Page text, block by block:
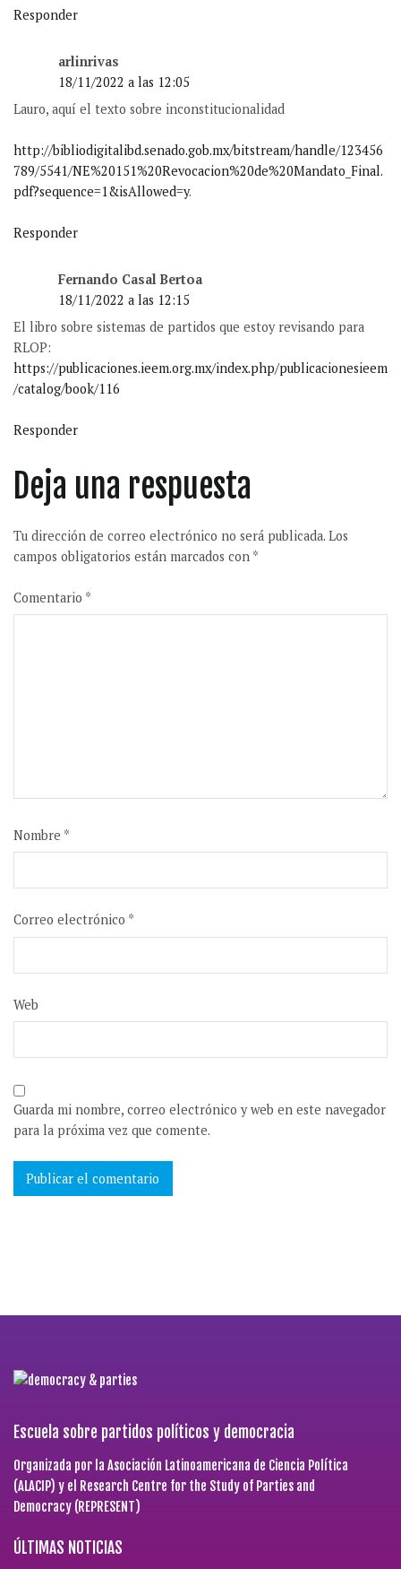
Responder
arlinrivas
18/11/2022 a las 12:05
Lauro, aquí el texto sobre inconstitucionalidad
http://bibliodigitalibd.senado.gob.mx/bitstream/handle/123456
789/5541/NE%20151%20Revocacion%20de%20Mandato_Final.
pdf?sequence=1&isAllowed=y.
Responder
Fernando Casal Bertoa
18/11/2022 a las 12:15
El libro sobre sistemas de partidos que estoy revisando para
RLOP:
https://publicaciones.ieem.org.mx/index.php/publicacionesieem
/catalog/book/116
Responder
Deja una respuesta
Tu dirección de correo electrónico no será publicada. Los
campos obligatorios están marcados con *
Comentario *
Nombre *
Correo electrónico *
Web
Guarda mi nombre, correo electrónico y web en este navegador
para la próxima vez que comente.
Escuela sobre partidos políticos y democracia
Organizada por la Asociación Latinoamericana de Ciencia Política
(ALACIP) y el Research Centre for the Study of Parties and
Democracy (REPRESENT)
ÚLTIMAS NOTICIAS